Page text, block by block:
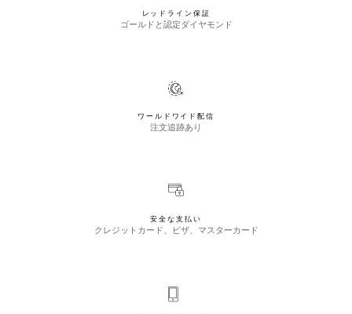
レッドライン保証
ゴールドと認定ダイヤモンド
ワールドワイド配信
注文追跡あり
安全な支払い
クレジットカード、ビザ、マスターカード